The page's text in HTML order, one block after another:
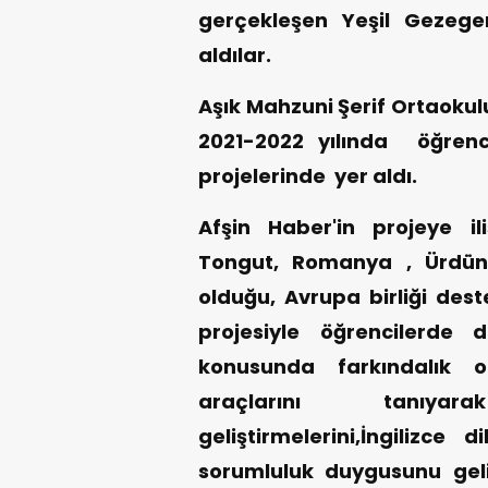
gerçekleşen Yeşil
aldılar.
Aşık Mahzuni Şerif
2021-2022 yılında
projelerinde yer aldı.
Afşin Haber'in projeye
Tongut, Romanya ,
olduğu, Avrupa birliği
projesiyle öğrencilerde
konusunda farkındalık
araçlarını
geliştirmelerini,İngilizce
sorumluluk duygusunu